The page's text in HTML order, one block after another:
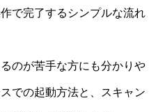
で完了するシンプルな流れ
のが苦手な方にも分かりや
での起動方法と、スキャン